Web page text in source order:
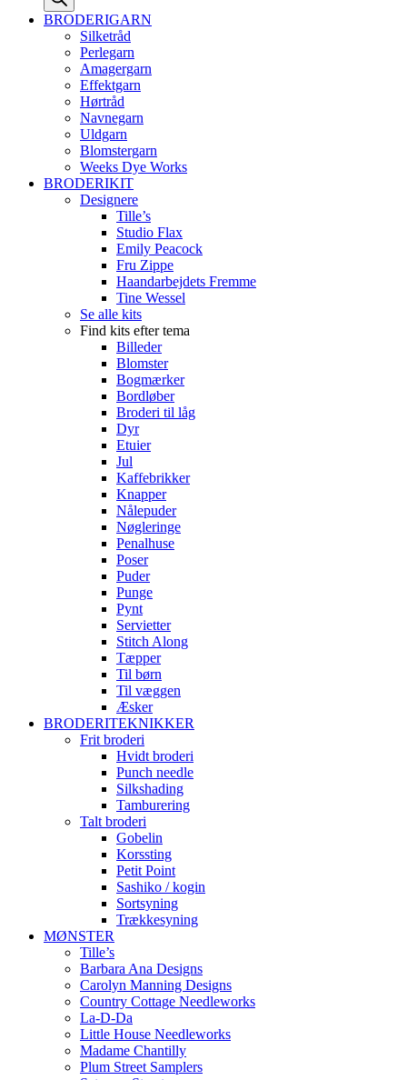
BRODERIGARN
Silketråd
Perlegarn
Amagergarn
Effektgarn
Hørtråd
Navnegarn
Uldgarn
Blomstergarn
Weeks Dye Works
BRODERIKIT
Designere
Tille’s
Studio Flax
Emily Peacock
Fru Zippe
Haandarbejdets Fremme
Tine Wessel
Se alle kits
Find kits efter tema
Billeder
Blomster
Bogmærker
Bordløber
Broderi til låg
Dyr
Etuier
Jul
Kaffebrikker
Knapper
Nålepuder
Nøgleringe
Penalhuse
Poser
Puder
Punge
Pynt
Servietter
Stitch Along
Tæpper
Til børn
Til væggen
Æsker
BRODERITEKNIKKER
Frit broderi
Hvidt broderi
Punch needle
Silkshading
Tamburering
Talt broderi
Gobelin
Korssting
Petit Point
Sashiko / kogin
Sortsyning
Trækkesyning
MØNSTER
Tille’s
Barbara Ana Designs
Carolyn Manning Designs
Country Cottage Needleworks
La-D-Da
Little House Needleworks
Madame Chantilly
Plum Street Samplers